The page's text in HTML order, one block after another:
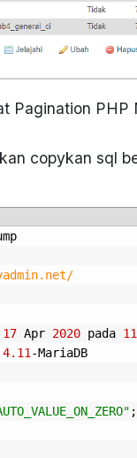
Pagination PHP
copykan sql
17 Apr 2020 pada
-MariaDB
;